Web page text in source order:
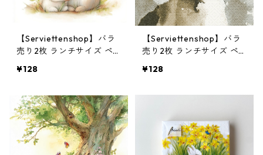
【Serviettenshop】バラ
売り2枚 ランチサイズ ペ
ring Families ホワイト
¥128
【Serviettenshop】バラ
売り2枚 ランチサイズ ペ
OLOUR BUNNY グレー
¥128